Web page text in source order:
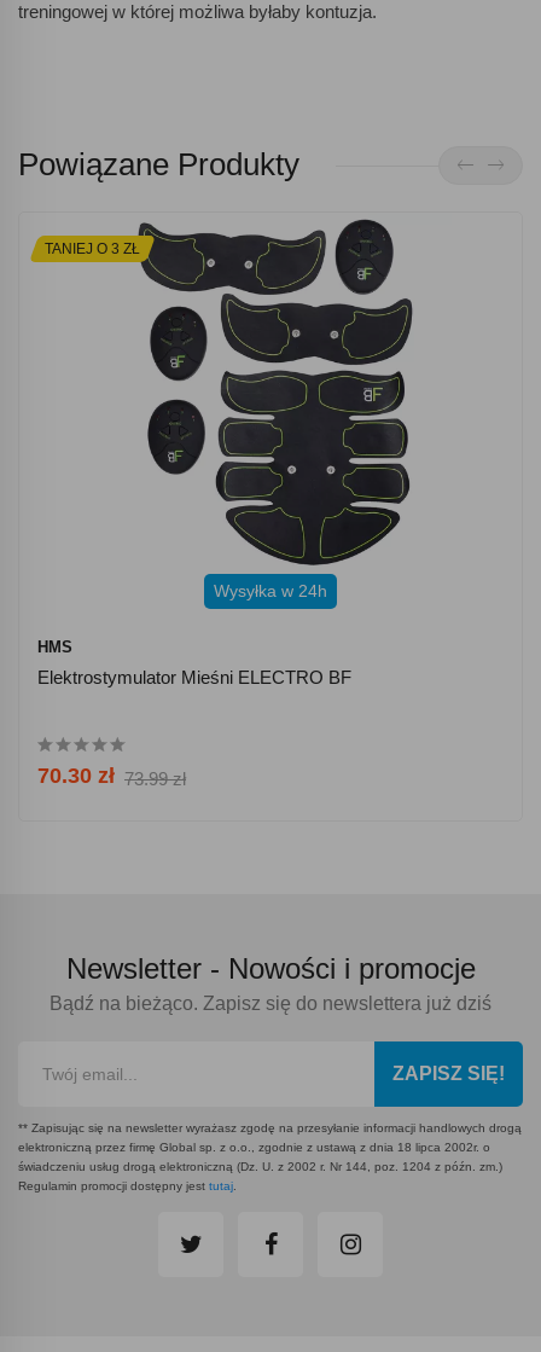
treningowej w której możliwa byłaby kontuzja.
Powiązane Produkty
TANIEJ O 3 ZŁ
Wysyłka w 24h
HMS
Elektrostymulator Mieśni ELECTRO BF
70.30 zł 73.99 zł
Newsletter - Nowości i promocje
Bądź na bieżąco. Zapisz się do newslettera już dziś
ZAPISZ SIĘ!
** Zapisując się na newsletter wyrażasz zgodę na przesyłanie informacji handlowych drogą
elektroniczną przez firmę Global sp. z o.o., zgodnie z ustawą z dnia 18 lipca 2002r. o
świadczeniu usług drogą elektroniczną (Dz. U. z 2002 r. Nr 144, poz. 1204 z późn. zm.)
Regulamin promocji dostępny jest tutaj.